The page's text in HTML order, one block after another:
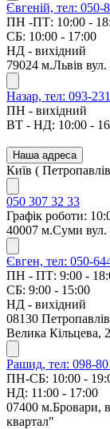
Євгеній, тел: 050-
ПН -ПТ: 10:00 -
СБ: 10:00 - 17:00
НД - вихідний
79024 м.Львів
Назар, тел: 093-
ПН - вихідний
ВТ - НД: 10:00 -
Наша адреса
Київ (
050 307 32 33
Графік роботи:
40007 м.Суми
Євген, тел: 050-
ПН - ПТ: 9:00 -
СБ: 9:00 - 15:00
НД - вихідний
08130
Велика Кільцева,
Рашид, тел: 098-
ПН-СБ: 10:00 -
НД: 11:00 - 17:00
07400 м.Бровари,
квартал"